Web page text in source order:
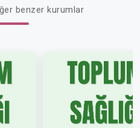
benzer kurumlar